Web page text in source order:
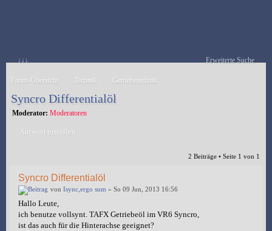
↓↓↓ Erweiterte Suche
Foren-Übersicht Technik Getriebetechnik
Syncro Differentialöl
Moderator: Moderatoren
Antwort erstellen
2 Beiträge • Seite 1 von 1
Syncro Differentialöl
von Isync,ergo sum » So 09 Jun, 2013 16:56
Hallo Leute,
ich benutze vollsynt. TAFX Getriebeöl im VR6 Syncro,
ist das auch für die Hinterachse geeignet?